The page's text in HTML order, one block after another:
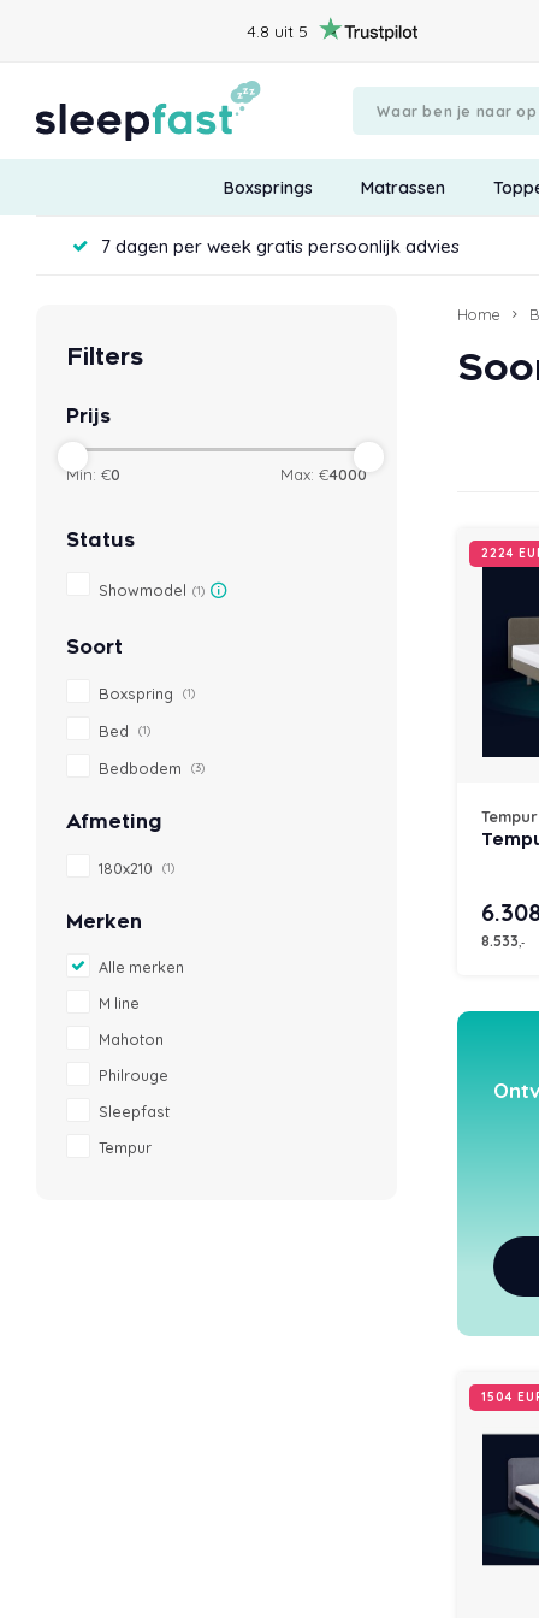
4.8 uit 5
Boxsprings Matrassen
7 dagen per week gratis persoonlijk advies
Filters
Prijs
Min: €0 Max: €4000
Status
Showmodel (1)
Soort
Boxspring (1)
Bed (1)
Bedbodem (3)
Afmeting
180x210 (1)
Merken
Alle merken
M line
Mahoton
Philrouge
Sleepfast
Tempur
Home
2224
Tempur
8.533,-
1504